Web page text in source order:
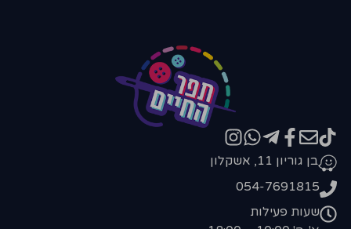
בן גוריון 11, אשקלון
054-7691815
שעות פעילות